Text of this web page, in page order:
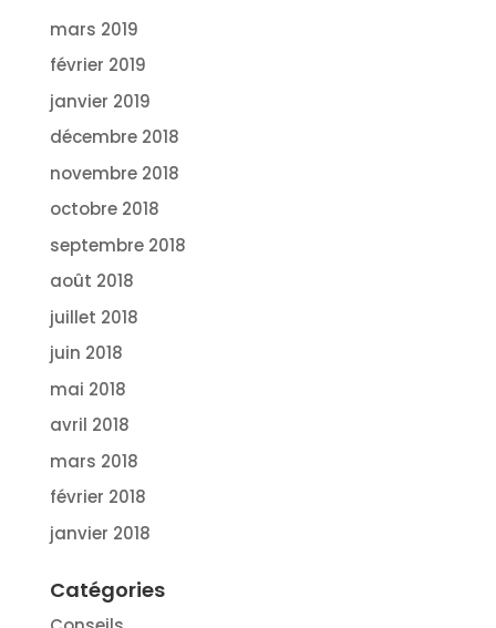
mars 2019
février 2019
janvier 2019
décembre 2018
novembre 2018
octobre 2018
septembre 2018
août 2018
juillet 2018
juin 2018
mai 2018
avril 2018
mars 2018
février 2018
janvier 2018
Catégories